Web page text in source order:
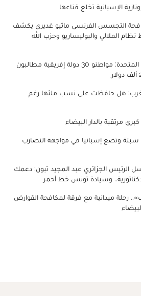
الإسبانية تخلع قناعها
التجسس الفرنسي ماثيو غديري يكشف
الملالي والبوليساريو وحزب الله
تأشيرة الدخول للولايات المتحدة: مواطنو 30 دولة إفريقية مطالبون
هل حافظت على نسب ملئها رغم
مرتقبة بالدار البيضاء
سبتة وتضع إسبانيا في مواجهة التضارب
الرئيس الجزائري عبد المجيد تبون: دعمك
وسيادة تونس خط أحمر
رحلة ميدانية مع فرقة لمكافحة القوارض